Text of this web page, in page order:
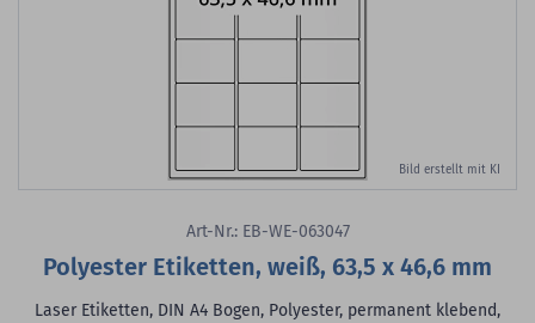
Bild erstellt mit KI
Art-Nr.: EB-WE-063047
Polyester Etiketten, weiß, 63,5 x 46,6 mm
Laser Etiketten, DIN A4 Bogen, Polyester, permanent klebend,